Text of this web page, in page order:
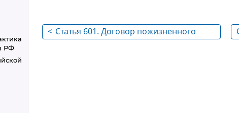
РФ
< Статья 601. Договор пожизненного